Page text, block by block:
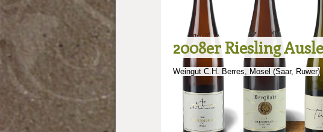
2008er Riesling
Weingut C.H. Berres, Mosel (Saar, Ruwer)